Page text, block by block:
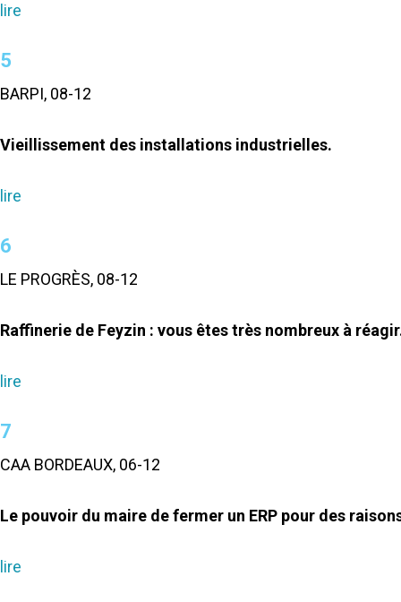
lire
5
BARPI, 08-12
Vieillissement des installations industrielles.
lire
6
LE PROGRÈS, 08-12
Raffinerie de Feyzin : vous êtes très nombreux à
lire
7
CAA BORDEAUX, 06-12
Le pouvoir du maire de fermer un ERP pour des
lire